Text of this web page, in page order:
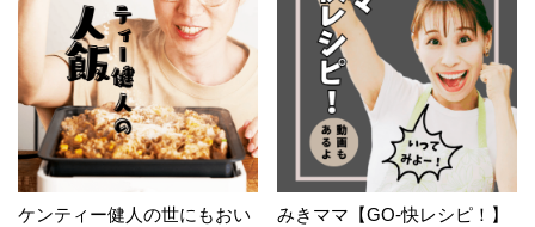
ケンティー健人の世にもおい
みきママ【GO-快レシピ！】